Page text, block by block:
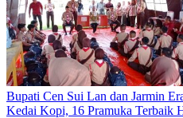
Bupati Cen Sui Lan dan Jarmin
Kedai Kopi, 16 Pramuka Terbaik